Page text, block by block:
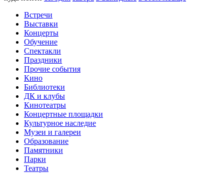
Встречи
Выставки
Концерты
Обучение
Спектакли
Праздники
Прочие события
Кино
Библиотеки
ДК и клубы
Кинотеатры
Концертные площадки
Культурное наследие
Музеи и галереи
Образование
Памятники
Парки
Театры